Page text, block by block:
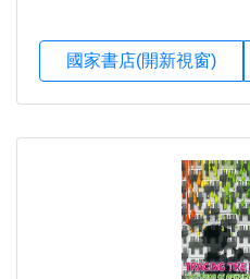
國家書店(開新視窗)